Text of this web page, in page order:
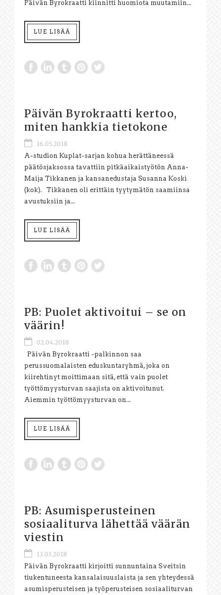
Päivän Byrokraatti kiinnitti huomiota muutamiin...
LUE LISÄÄ
Päivän Byrokraatti kertoo,
miten hankkia tietokone
16.05.2018
A-studion Kuplat-sarjan kohua herättäneessä
päätösjaksossa tavattiin pitkäaikaistyötön Anna-
Maija Tikkanen ja kansanedustaja Susanna Koski
(kok). Tikkanen oli erittäin tyytymätön saamiinsa
avustuksiin ja...
LUE LISÄÄ
PB: Puolet aktivoitui – se on
väärin!
02.04.2018
Päivän Byrokraatti -palkinnon saa
perussuomalaisten eduskuntaryhmä, joka on
kiirehtinyt moittimaan sitä, että vain puolet
työttömyysturvan saajista on aktivoitunut.
Aiemmin työttömyysturvan on...
LUE LISÄÄ
PB: Asumisperusteinen
sosiaaliturva lähettää väärän
viestin
13.03.2018
Päivän Byrokraatti kirjoitti sunnuntaina Sveitsin
tiukentuneesta kansalaisuuslaista ja sen yhteydessä
asumisperusteisen ja työperusteisen sosiaaliturvan